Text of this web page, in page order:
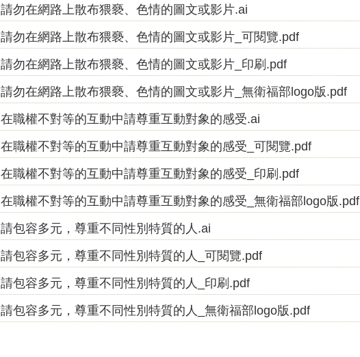
請勿在網路上散布猥褻、色情的圖文或影片.ai
請勿在網路上散布猥褻、色情的圖文或影片_可閱覽.pdf
請勿在網路上散布猥褻、色情的圖文或影片_印刷.pdf
請勿在網路上散布猥褻、色情的圖文或影片_無衛福部logo版.pdf
在職權不對等的互動中請尊重互動對象的感受.ai
在職權不對等的互動中請尊重互動對象的感受_可閱覽.pdf
在職權不對等的互動中請尊重互動對象的感受_印刷.pdf
在職權不對等的互動中請尊重互動對象的感受_無衛福部logo版.pdf
請包容多元，尊重不同性別特質的人.ai
請包容多元，尊重不同性別特質的人_可閱覽.pdf
請包容多元，尊重不同性別特質的人_印刷.pdf
請包容多元，尊重不同性別特質的人_無衛福部logo版.pdf